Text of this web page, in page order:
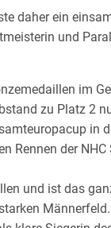
daher ein
und
im
zu Platz 2
in
Rennen der NHC
und ist das
Männerfeld.